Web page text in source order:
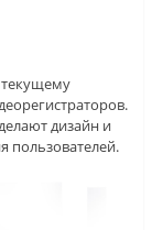
текущему
дизайн и
пользователей.